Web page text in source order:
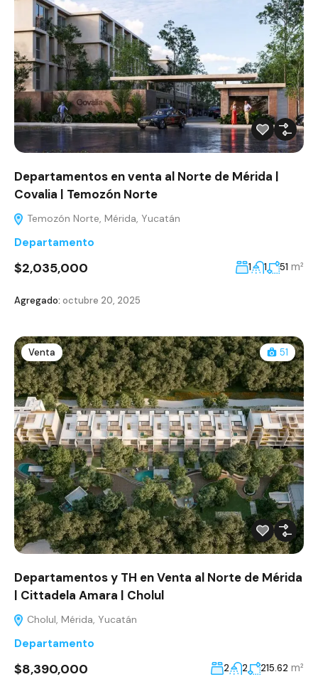
Departamentos en venta al Norte de Mérida |
Covalia | Temozón Norte
Temozón Norte, Mérida, Yucatán
Departamento
$2,035,000 1 1 51 m²
Agregado: octubre 20, 2025
Venta 51
Departamentos y TH en Venta al Norte de Mérida
| Cittadela Amara | Cholul
Cholul, Mérida, Yucatán
Departamento
$8,390,000 2 2 215.62 m²